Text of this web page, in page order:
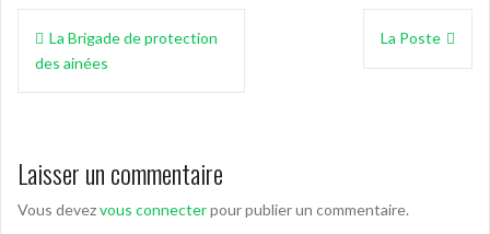
Navigation
de La Brigade de protection
des ainées
La Poste
Laisser un commentaire
Vous devezvous connecterpour publier un commentaire.